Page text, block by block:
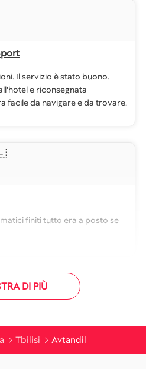
Il servizio è stato buono.
e riconsegnata
facile da navigare e da trovare.
finiti tutto era a posto se
DI PIÙ
Tbilisi Avtandil